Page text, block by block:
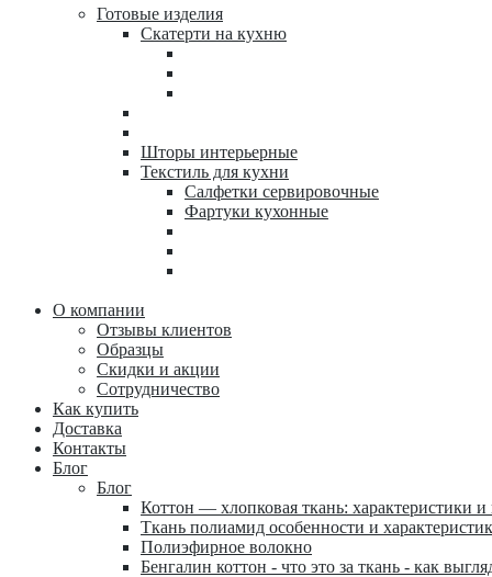
Готовые изделия
Скатерти на кухню
Шторы интерьерные
Текстиль для кухни
Салфетки сервировочные
Фартуки кухонные
О компании
Отзывы клиентов
Образцы
Скидки и акции
Сотрудничество
Как купить
Доставка
Контакты
Блог
Блог
Коттон — хлопковая ткань: характеристики и
Ткань полиамид особенности и
Полиэфирное волокно
Бенгалин коттон - что это за ткань - как